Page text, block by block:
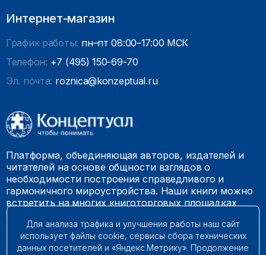
Интернет-магазин
График работы: пн–пт 08:00–17:00 МСК
Телефон: +7 (495) 150-69-70
Эл. почта: roznica@konzeptual.ru
Платформа, объединяющая авторов, издателей и
читателей на основе общности взглядов о
необходимости построения справедливого и
гармоничного мироустройства. Наши книги можно
встретить на многих книготорговых площадках
© 2009 – 2026. Все права защищены.
Для анализа трафика и улучшения работы наш сайт
использует файлы cookie, сервисы сбора технических
данных посетителей и «Яндекс.Метрику». Продолжение